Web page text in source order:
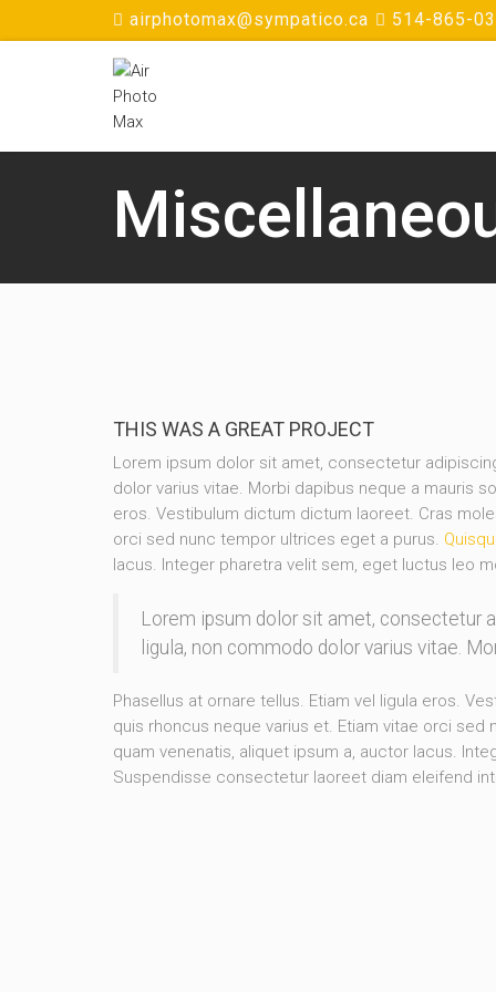
airphotomax@sympatico.ca 514-865-
THIS WAS A GREAT PROJECT
Lorem ipsum dolor sit amet, consectetur
dolor varius vitae. Morbi dapibus neque a mauris
eros. Vestibulum dictum dictum laoreet. Cras
orci sed nunc tempor ultrices eget a purus.
lacus. Integer pharetra velit sem, eget luctus leo
Lorem ipsum dolor sit amet, consectetur
ligula, non commodo dolor varius vitae.
Phasellus at ornare tellus. Etiam vel ligula eros.
quis rhoncus neque varius et. Etiam vitae orci
quam venenatis, aliquet ipsum a, auctor lacus.
Suspendisse consectetur laoreet diam eleifend